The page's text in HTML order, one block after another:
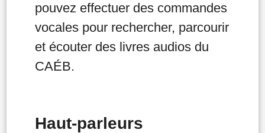
pouvez effectuer des commandes
vocales pour rechercher, parcourir
et écouter des livres audios du
CAÉB.
Haut-parleurs